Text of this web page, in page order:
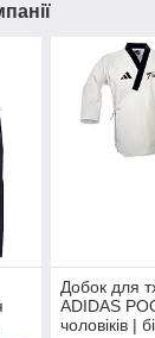
Добок для
ADIDAS
чоловіків |